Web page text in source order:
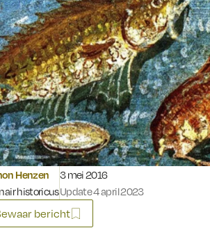
Henzen
historicus
Gepubliceerd op:
3 mei 2016
Update 4 april 2023
bericht